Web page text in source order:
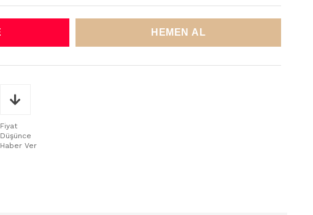
Fiyat
Düşünce
Haber Ver